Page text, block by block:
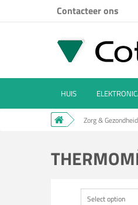
Contacteer ons
HUIS
Zorg & Gezondheid
Select option